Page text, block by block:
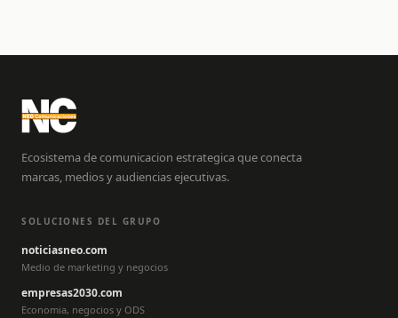
Ecosistema de comunicacion estrategica que conecta
marcas, medios y audiencias ejecutivas.
SOLUCIONES DEL GRUPO
noticiasneo.com
Medio de marketing y negocios
empresas2030.com
Economia, negocios y ODS